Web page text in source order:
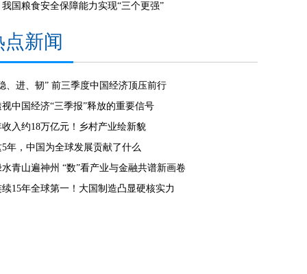
我国粮食安全保障能力实现“三个更强”
点新闻
、进、韧” 前三季度中国经济顶压前行
视中国经济“三季报”释放的重要信号
收入约18万亿元！乡村产业绘新貌
5年，中国为全球发展贡献了什么
水青山遍神州 “数”看产业与金融共谱新画卷
续15年全球第一！大国制造凸显硬核实力